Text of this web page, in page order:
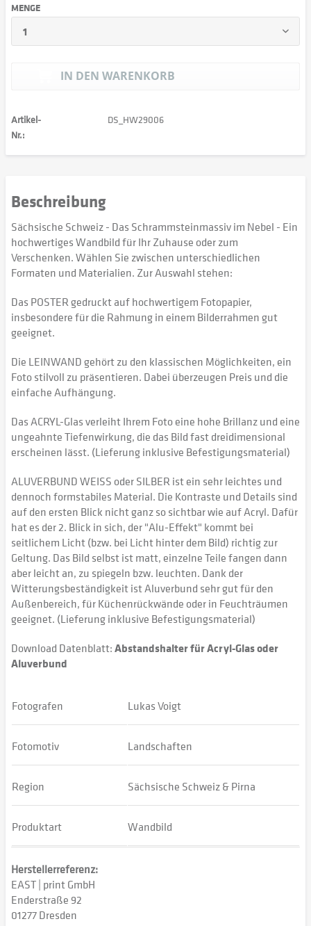
MENGE
IN DEN WARENKORB
Artikel-
Nr.:
DS_HW29006
Beschreibung
Sächsische Schweiz - Das Schrammsteinmassiv im Nebel - Ein
hochwertiges Wandbild für Ihr Zuhause oder zum
Verschenken. Wählen Sie zwischen unterschiedlichen
Formaten und Materialien. Zur Auswahl stehen:
Das POSTER gedruckt auf hochwertigem Fotopapier,
insbesondere für die Rahmung in einem Bilderrahmen gut
geeignet.
Die LEINWAND gehört zu den klassischen Möglichkeiten, ein
Foto stilvoll zu präsentieren. Dabei überzeugen Preis und die
einfache Aufhängung.
Das ACRYL-Glas verleiht Ihrem Foto eine hohe Brillanz und eine
ungeahnte Tiefenwirkung, die das Bild fast dreidimensional
erscheinen lässt. (Lieferung inklusive Befestigungsmaterial)
ALUVERBUND WEISS oder SILBER ist ein sehr leichtes und
dennoch formstabiles Material. Die Kontraste und Details sind
auf den ersten Blick nicht ganz so sichtbar wie auf Acryl. Dafür
hat es der 2. Blick in sich, der "Alu-Effekt" kommt bei
seitlichem Licht (bzw. bei Licht hinter dem Bild) richtig zur
Geltung. Das Bild selbst ist matt, einzelne Teile fangen dann
aber leicht an, zu spiegeln bzw. leuchten. Dank der
Witterungsbeständigkeit ist Aluverbund sehr gut für den
Außenbereich, für Küchenrückwände oder in Feuchträumen
geeignet. (Lieferung inklusive Befestigungsmaterial)
Download Datenblatt:Abstandshalter für Acryl-Glas oder
Aluverbund
Fotografen Lukas Voigt
Fotomotiv Landschaften
Region Sächsische Schweiz & Pirna
Produktart Wandbild
Herstellerreferenz:
EAST | print GmbH
Enderstraße 92
01277 Dresden